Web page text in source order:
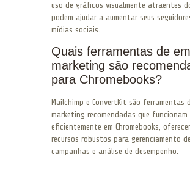
uso de gráficos visualmente atraentes
podem ajudar a aumentar seus
mídias sociais.
Quais ferramentas de
marketing são
para Chromebooks?
Mailchimp e ConvertKit são ferramentas
marketing recomendadas que funcionam
eficientemente em Chromebooks,
recursos robustos para gerenciamento de
campanhas e análise de desempenho.